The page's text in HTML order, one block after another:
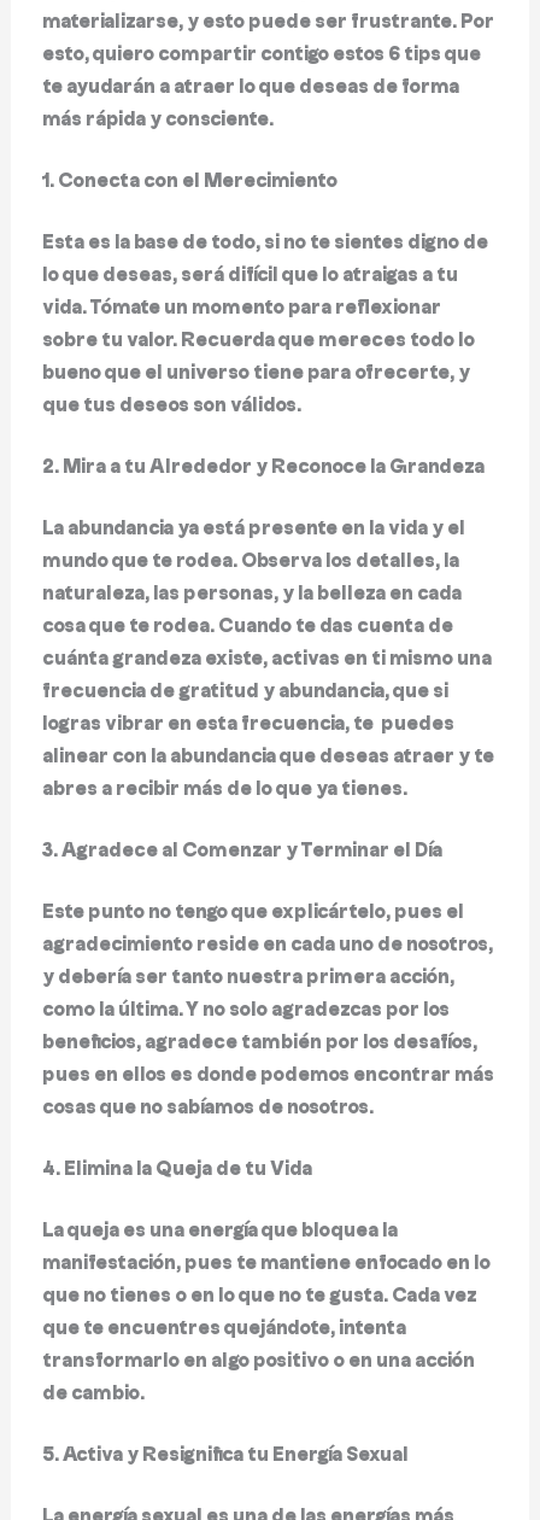
materializarse, y esto puede ser frustrante. Por
esto, quiero compartir contigo estos 6 tips que
te ayudarán a atraer lo que deseas de forma
más rápida y consciente.
1. Conecta con el Merecimiento
Esta es la base de todo, si no te sientes digno de
lo que deseas, será difícil que lo atraigas a tu
vida. Tómate un momento para reflexionar
sobre tu valor. Recuerda que mereces todo lo
bueno que el universo tiene para ofrecerte, y
que tus deseos son válidos.
2. Mira a tu Alrededor y Reconoce la Grandeza
La abundancia ya está presente en la vida y el
mundo que te rodea. Observa los detalles, la
naturaleza, las personas, y la belleza en cada
cosa que te rodea. Cuando te das cuenta de
cuánta grandeza existe, activas en ti mismo una
frecuencia de gratitud y abundancia, que si
logras vibrar en esta frecuencia, te puedes
alinear con la abundancia que deseas atraer y te
abres a recibir más de lo que ya tienes.
3. Agradece al Comenzar y Terminar el Día
Este punto no tengo que explicártelo, pues el
agradecimiento reside en cada uno de nosotros,
y debería ser tanto nuestra primera acción,
como la última. Y no solo agradezcas por los
beneficios, agradece también por los desafíos,
pues en ellos es donde podemos encontrar más
cosas que no sabíamos de nosotros.
4. Elimina la Queja de tu Vida
La queja es una energía que bloquea la
manifestación, pues te mantiene enfocado en lo
que no tienes o en lo que no te gusta. Cada vez
que te encuentres quejándote, intenta
transformarlo en algo positivo o en una acción
de cambio.
5. Activa y Resignifica tu Energía Sexual